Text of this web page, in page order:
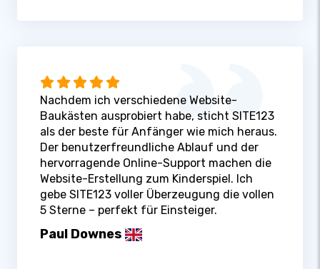
Nachdem ich verschiedene Website-
Baukästen ausprobiert habe, sticht SITE123
als der beste für Anfänger wie mich heraus.
Der benutzerfreundliche Ablauf und der
hervorragende Online-Support machen die
Website-Erstellung zum Kinderspiel. Ich
gebe SITE123 voller Überzeugung die vollen
5 Sterne – perfekt für Einsteiger.
Paul Downes